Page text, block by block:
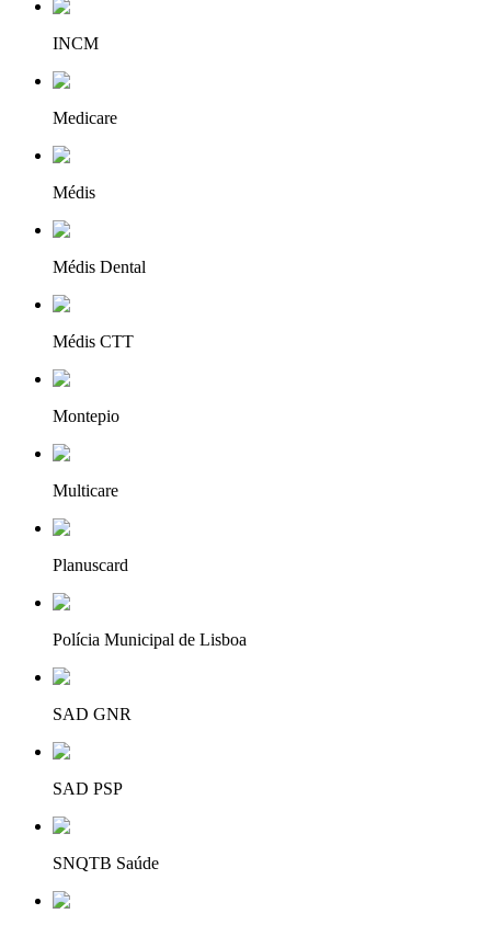
INCM
Medicare
Médis
Médis Dental
Médis CTT
Montepio
Multicare
Planuscard
Polícia Municipal de Lisboa
SAD GNR
SAD PSP
SNQTB Saúde